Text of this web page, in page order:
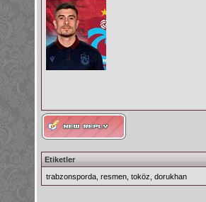
Etiketler
trabzonsporda resmen toköz dorukhan